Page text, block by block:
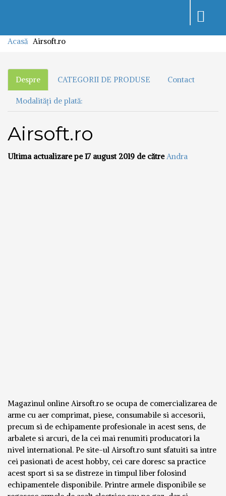
Toggle
Acasă Airsoft.ro
Despre CATEGORII DE PRODUSE Contact
Modalități de plată:
Airsoft.ro
Ultima actualizare pe 17 august 2019 de către Andra
Magazinul online Airsoft.ro se ocupa de comercializarea de
arme cu aer comprimat, piese, consumabile si accesorii,
precum si de echipamente profesionale in acest sens, de
arbalete si arcuri, de la cei mai renumiti producatori la
nivel international. Pe site-ul Airsoft.ro sunt sfatuiti sa intre
cei pasionati de acest hobby, cei care doresc sa practice
acest sport si sa se distreze in timpul liber folosind
echipamentele disponibile. Printre armele disponibile se